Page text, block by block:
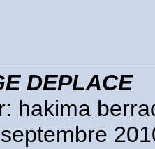
DEPLACE
hakima